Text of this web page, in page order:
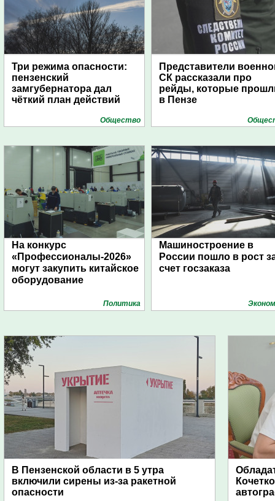
Три режима опасности:
пензенский
замгубернатора дал
чёткий план действий
Общество
Представители
СК рассказали про
рейды, которые
в Пензе
На конкурс
«Профессионалы-2026»
могут закупить китайское
оборудование
Политика
Машиностроение в
России пошло в рост
счет госзаказа
В Пензенской области в 5 утра
включили сирены из-за ракетной
опасности